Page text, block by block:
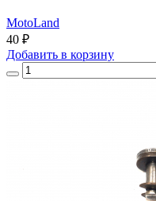
MotoLand
40 ₽
Добавить в корзину